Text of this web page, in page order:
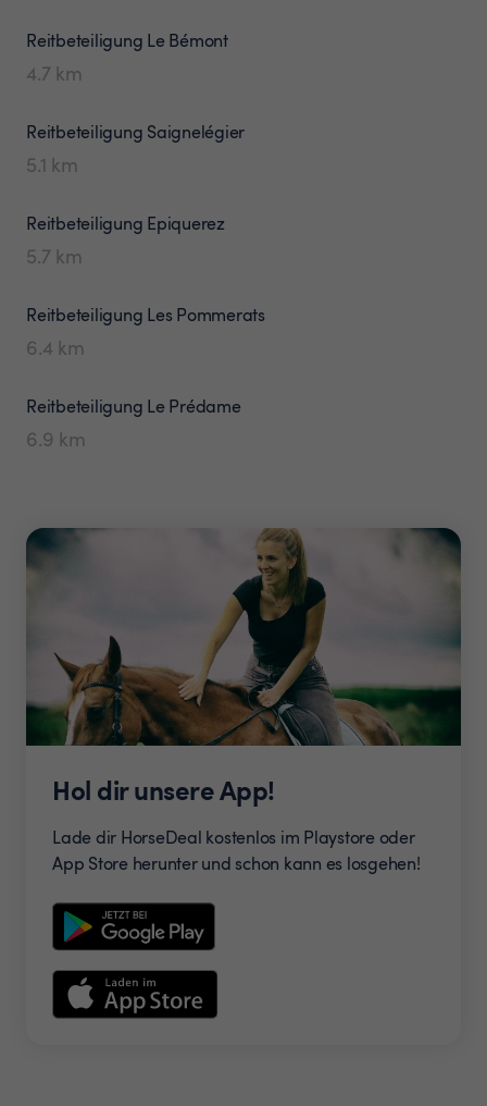
Reitbeteiligung Le Bémont
4.7 km
Reitbeteiligung Saignelégier
5.1 km
Reitbeteiligung Epiquerez
5.7 km
Reitbeteiligung Les Pommerats
6.4 km
Reitbeteiligung Le Prédame
6.9 km
Hol dir unsere App!
Lade dir HorseDeal kostenlos im Playstore oder
App Store herunter und schon kann es losgehen!